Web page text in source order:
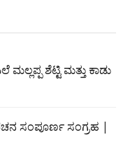
ಶೆಟ್ಟಿ ಮತ್ತು ಕಾಡು
ಸಂಪೂರ್ಣ ಸಂಗ್ರಹ |